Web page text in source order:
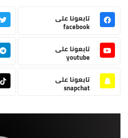
تابعونا على
facebook
تابعونا على
youtube
تابعونا على
snapchat